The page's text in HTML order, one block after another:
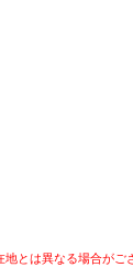
とは異なる場合がご